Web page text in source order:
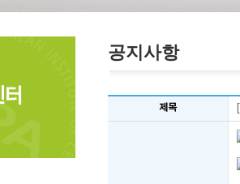
공지사항
제목